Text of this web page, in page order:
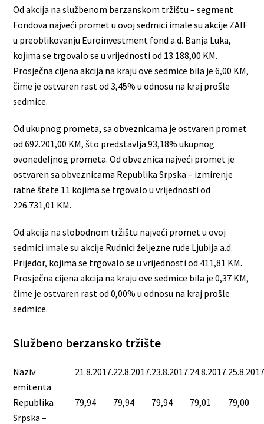
Od akcija na službenom berzanskom tržištu – segment
Fondova najveći promet u ovoj sedmici imale su akcije ZAIF
u preoblikovanju Euroinvestment fond a.d. Banja Luka,
kojima se trgovalo se u vrijednosti od 13.188,00 KM.
Prosječna cijena akcija na kraju ove sedmice bila je 6,00 KM,
čime je ostvaren rast od 3,45% u odnosu na kraj prošle
sedmice.
Od ukupnog prometa, sa obveznicama je ostvaren promet
od 692.201,00 KM, što predstavlja 93,18% ukupnog
ovonedeljnog prometa. Od obveznica najveći promet je
ostvaren sa obveznicama Republika Srpska – izmirenje
ratne štete 11 kojima se trgovalo u vrijednosti od
226.731,01 KM.
Od akcija na slobodnom tržištu najveći promet u ovoj
sedmici imale su akcije Rudnici željezne rude Ljubija a.d.
Prijedor, kojima se trgovalo se u vrijednosti od 411,81 KM.
Prosječna cijena akcija na kraju ove sedmice bila je 0,37 KM,
čime je ostvaren rast od 0,00% u odnosu na kraj prošle
sedmice.
Službeno berzansko tržište
Naziv
emitenta
21.8.2017.22.8.2017.23.8.2017.24.8.2017.
Republika
Srpska –
79,94 79,94 79,94 79,01 79,00